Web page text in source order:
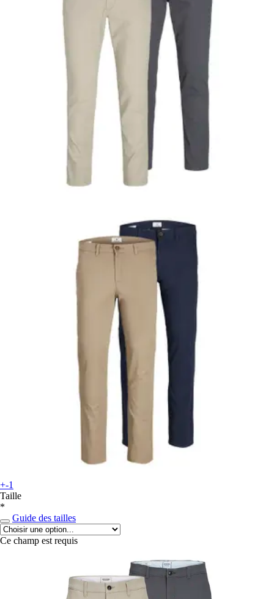
+-1
Taille
*
Guide des tailles
Ce champ est requis